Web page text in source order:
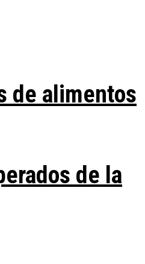
de alimentos
de la